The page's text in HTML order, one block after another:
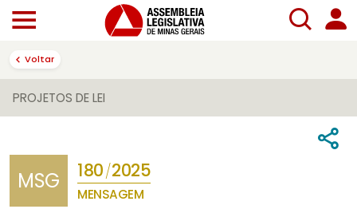
Voltar
PROJETOS DE LEI
MSG 180/2025
MENSAGEM